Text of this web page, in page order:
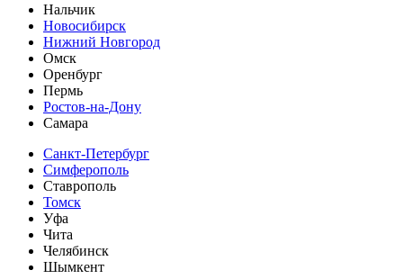
Нальчик
Новосибирск
Нижний Новгород
Омск
Оренбург
Пермь
Ростов-на-Дону
Самара
Санкт-Петербург
Симферополь
Ставрополь
Томск
Уфа
Чита
Челябинск
Шымкент